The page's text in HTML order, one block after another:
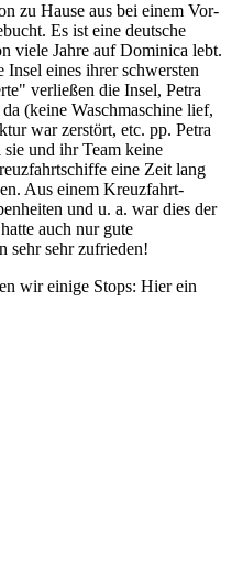
zu Hause aus bei einem Vor-
Es ist eine deutsche
viele Jahre auf Dominica lebt.
Insel eines ihrer schwersten
verließen die Insel, Petra
(keine Waschmaschine lief,
war zerstört, etc. pp. Petra
und ihr Team keine
eine Zeit lang
Aus einem Kreuzfahrt-
und u. a. war dies der
auch nur gute
sehr sehr zufrieden!
wir einige Stops: Hier ein